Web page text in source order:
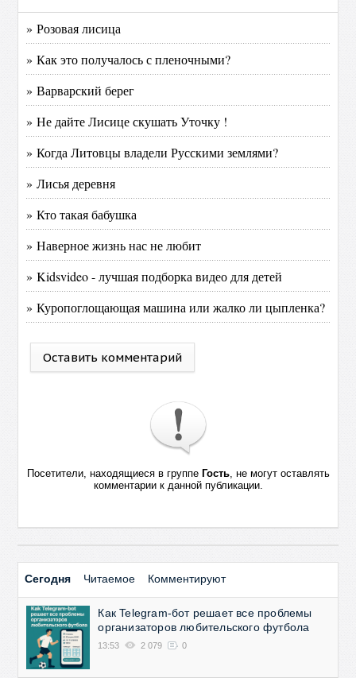
» Розовая лисица
» Как это получалось с пленочными?
» Варварский берег
» Не дайте Лисице скушать Уточку !
» Когда Литовцы владели Русскими землями?
» Лисья деревня
» Кто такая бабушка
» Наверное жизнь нас не любит
» Kidsvideo - лучшая подборка видео для детей
» Куропоглощающая машина или жалко ли цыпленка?
Оставить комментарий
Посетители, находящиеся в группе Гость, не могут оставлять
комментарии к данной публикации.
Сегодня Читаемое Комментируют
Как Telegram-бот решает все проблемы
организаторов любительского футбола
13:53 2 079 0